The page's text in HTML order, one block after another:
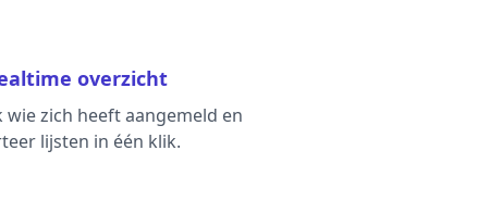
overzicht
wie zich heeft aangemeld en
lijsten in één klik.